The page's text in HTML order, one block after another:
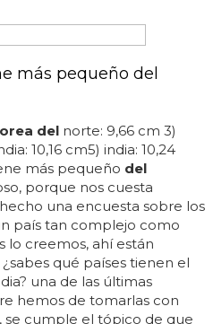
del Sur reconoce
del mismo sexo en
del surha confirmado los
mismo sexo en una sentencia
mismas prestaciones de
tras más de tres
allanar el camino para el
entre personas
este asiático... boram jang,
sobre asia oriental,
histórica para la igualdad y
del sur", y añadió: "es